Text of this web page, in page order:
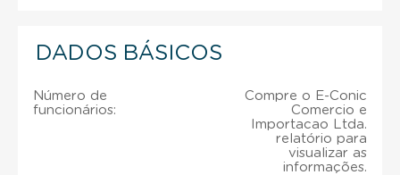
DADOS BÁSICOS
Número de
funcionários:
Compre o E-Conic
Comercio e
Importacao Ltda.
relatório para
visualizar as
informações.